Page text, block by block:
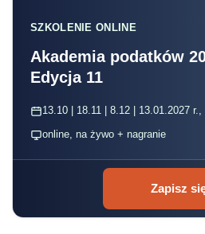
SZKOLENIE ONLINE
Akademia podatków
Edycja 11
13.10 | 18.11 | 8.12 | 13.01.2027 r.,
online, na żywo + nagranie
Zapisz